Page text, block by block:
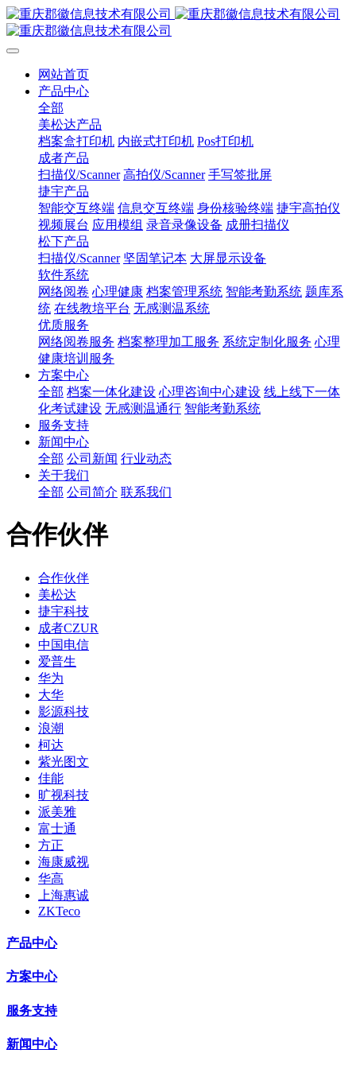
网站首页
产品中心
全部
美松达产品
档案盒打印机 内嵌式打印机 Pos打印机
成者产品
扫描仪/Scanner 高拍仪/Scanner 手写签批屏
捷宇产品
智能交互终端 信息交互终端 身份核验终端 捷宇高拍仪
视频展台 应用模组 录音录像设备 成册扫描仪
松下产品
扫描仪/Scanner 坚固笔记本 大屏显示设备
软件系统
网络阅卷 心理健康 档案管理系统 智能考勤系统 题库系
统 在线教培平台 无感测温系统
优质服务
网络阅卷服务 档案整理加工服务 系统定制化服务 心理
健康培训服务
方案中心
全部 档案一体化建设 心理咨询中心建设 线上线下一体
化考试建设 无感测温通行 智能考勤系统
服务支持
新闻中心
全部 公司新闻 行业动态
关于我们
全部 公司简介 联系我们
合作伙伴
合作伙伴
美松达
捷宇科技
成者CZUR
中国电信
爱普生
华为
大华
影源科技
浪潮
柯达
紫光图文
佳能
旷视科技
派美雅
富士通
方正
海康威视
华高
上海惠诚
ZKTeco
产品中心
方案中心
服务支持
新闻中心